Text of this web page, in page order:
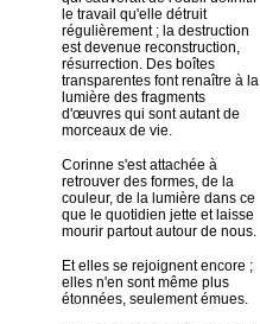
le travail qu'elle détruit
régulièrement ; la destruction
est devenue reconstruction,
résurrection. Des boîtes
transparentes font renaître à la
lumière des fragments
d'œuvres qui sont autant de
morceaux de vie.
Corinne s'est attachée à
retrouver des formes, de la
couleur, de la lumière dans ce
que le quotidien jette et laisse
mourir partout autour de nous.
Et elles se rejoignent encore ;
elles n'en sont même plus
étonnées, seulement émues.